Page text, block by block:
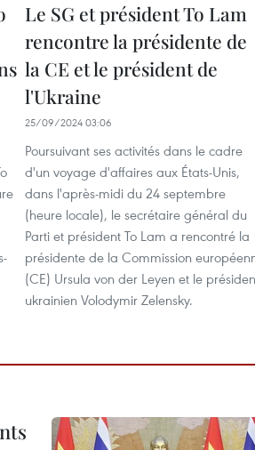
Le SG et président To Lam
rencontre la présidente de
la CE et le président de
l'Ukraine
25/09/2024 03:06
Poursuivant ses activités dans le cadre
d'un voyage d'affaires aux États-Unis,
dans l'après-midi du 24 septembre
(heure locale), le secrétaire général du
Parti et président To Lam a rencontré la
présidente de la Commission
(CE) Ursula von der Leyen et le
ukrainien Volodymir Zelensky.